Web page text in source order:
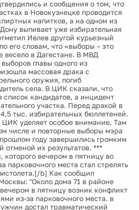
и сообщения о том, что
в Новокузнецке проводится
напитков, а на одном из
выпивает уже избирательная
Ивлев другой курьезный
его словам, что «выборы – это
весело в Дагестане. В МВД
главы одного из
массовая драка с
оружия, погиб
села. В ЦИК сказали, что
список кандидатов, а инцидент
участка. Перед дракой в
тыс. избирательных бюллетеней.
ЦИК уделяет особое внимание. Там
числе и повторные выборы мэра
году завершились громким
отменой их результатов. ***
вечером в пятницу во
парковочного места стал стрелять
b] Как сообщил
"Около дома 71 в районе
в пятницу возник конфликт
из-за парковочного места. в
достал травматический